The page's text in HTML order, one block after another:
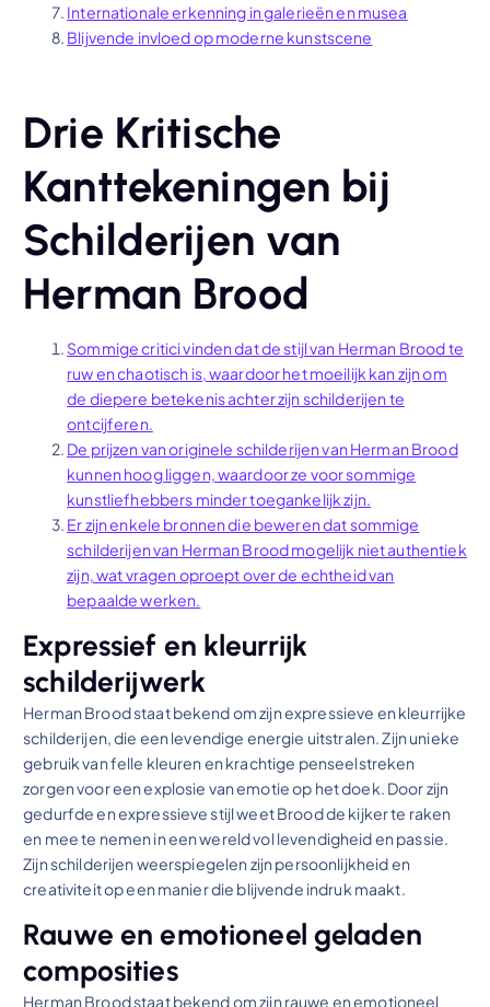
Internationale erkenning in galerieën en musea
Blijvende invloed op moderne kunstscene
Drie Kritische
Kanttekeningen bij
Schilderijen van
Herman Brood
Sommige critici vinden dat de stijl van Herman Brood te
ruw en chaotisch is, waardoor het moeilijk kan zijn om
de diepere betekenis achter zijn schilderijen te
ontcijferen.
De prijzen van originele schilderijen van Herman Brood
kunnen hoog liggen, waardoor ze voor sommige
kunstliefhebbers minder toegankelijk zijn.
Er zijn enkele bronnen die beweren dat sommige
schilderijen van Herman Brood mogelijk niet authentiek
zijn, wat vragen oproept over de echtheid van
bepaalde werken.
Expressief en kleurrijk
schilderijwerk
Herman Brood staat bekend om zijn expressieve en kleurrijke
schilderijen, die een levendige energie uitstralen. Zijn unieke
gebruik van felle kleuren en krachtige penseelstreken
zorgen voor een explosie van emotie op het doek. Door zijn
gedurfde en expressieve stijl weet Brood de kijker te raken
en mee te nemen in een wereld vol levendigheid en passie.
Zijn schilderijen weerspiegelen zijn persoonlijkheid en
creativiteit op een manier die blijvende indruk maakt.
Rauwe en emotioneel geladen
composities
Herman Brood staat bekend om zijn rauwe en emotioneel